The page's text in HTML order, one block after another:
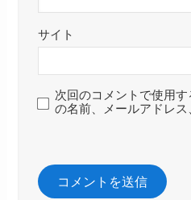
サイト
次回のコメントで使用
の名前、メールアドレス